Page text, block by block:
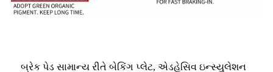
બ્રેક પેડ સામાન્ય રીતે બેકિંગ પ્લેટ, એડહેસિવ ઇન્સ્યુલેશન